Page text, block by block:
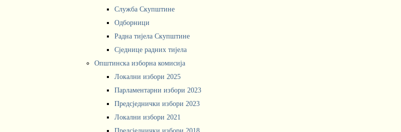
Служба Скупштине
Одборници
Радна тијела Скупштине
Сједнице радних тијела
Општинска изборна комисија
Локални избори 2025
Парламентарни избори 2023
Предсједнички избори 2023
Локални избори 2021